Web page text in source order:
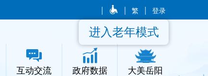
繁 登录
互动交流 政府数据 大美岳阳
进入老年模式